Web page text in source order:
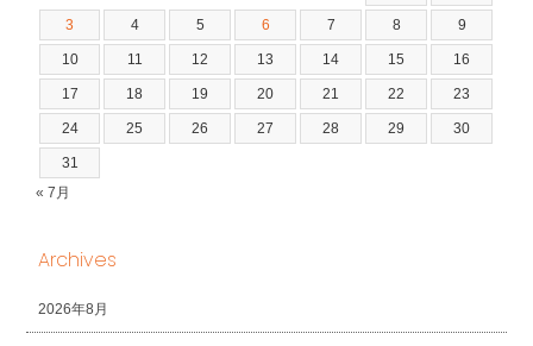
3 4 5 6 7 8 9
10 11 12 13 14 15 16
17 18 19 20 21 22 23
24 25 26 27 28 29 30
31
« 7月
Archives
2026年8月